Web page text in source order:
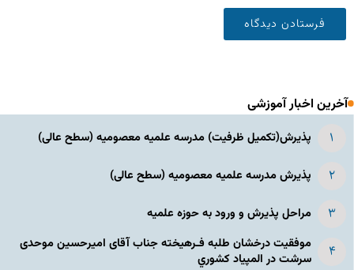
آخرین اخبار آموزشی
پذیرش(تکمیل ظرفیت) مدرسه علمیه معصومیه‌ (سطح عالی)
پذیرش مدرسه علمیه معصومیه‌ (سطح عالی)
مراحل پذیرش و ورود به حوزه علمیه
موفقیت درخشان طلبه فـرهیخته جناب آقای امیرحسین موحدی
سرشت در المپياد كشوري